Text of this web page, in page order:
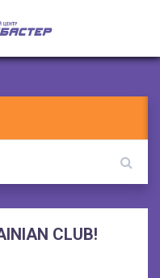
CLUB!